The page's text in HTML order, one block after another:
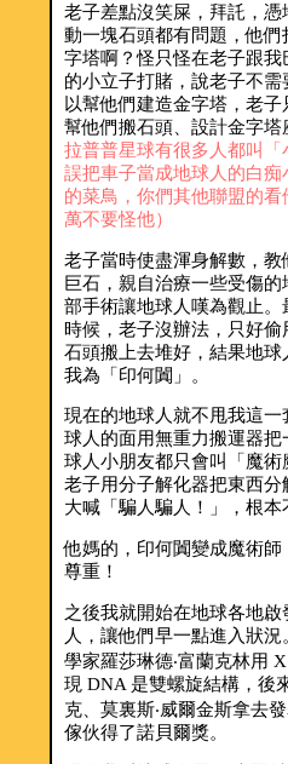
老子差點沒笑屎，拜託，
動一塊石頭都有問題，他
字塔啊？怪只怪在老子跟我
的小立子打賭，說老子不
以幫他們建造金字塔，老
幫他們搬石頭、設計金字塔
拉普普星球有很多人都叫「
誤把車子當成地球人的白
的菜鳥，你們其他聯盟的
萬不要怪他）
老子當時使盡渾身解數，
巨石，親自治療一些受傷
部手術讓地球人嘆為觀止
時候，老子沒辦法，只好
石頭搬上去堆好，結果地
我為「印何闐」。
現在的地球人就不甩我這
球人的面用無重力搬運器
球人小朋友都只會叫「魔
老子用分子解化器把東西
大喊「騙人騙人！」，根本
他媽的，印何闐變成魔術
尊重！
之後我就開始在地球各地
人，讓他們早一點進入狀
學家羅莎琳德‧富蘭克林用
現 DNA 是雙螺旋結構，後
克、莫裏斯‧威爾金斯拿去
傢伙得了諾貝爾獎。